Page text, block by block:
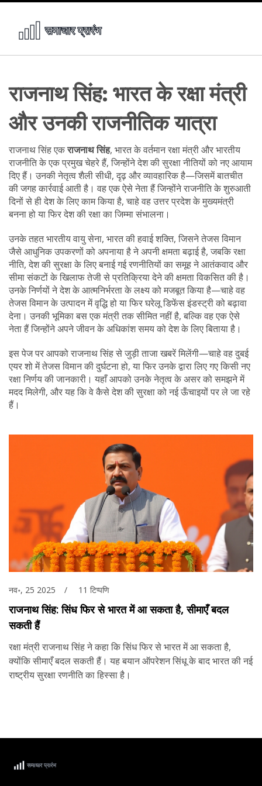
राजनाथ सिंह: भारत के रक्षा मंत्री
और उनकी राजनीतिक यात्रा
राजनाथ सिंह एकराजनाथ सिंह, भारत के वर्तमान रक्षा मंत्री और भारतीय
राजनीति के एक प्रमुख चेहरेहैं, जिन्होंने देश की सुरक्षा नीतियों को नए आयाम
दिए हैं। उनकी नेतृत्व शैली सीधी, दृढ़ और व्यावहारिक है—जिसमें बातचीत
की जगह कार्रवाई आती है। वह एक ऐसे नेता हैं जिन्होंने राजनीति के शुरुआती
दिनों से ही देश के लिए काम किया है, चाहे वह उत्तर प्रदेश के मुख्यमंत्री
बनना हो या फिर देश की रक्षा का जिम्मा संभालना।
उनके तहतभारतीय वायु सेना, भारत की हवाई शक्ति, जिसने तेजस विमान
जैसे आधुनिक उपकरणों को अपनाया हैने अपनी क्षमता बढ़ाई है, जबकिरक्षा
नीति, देश की सुरक्षा के लिए बनाई गई रणनीतियों का समूहने आतंकवाद और
सीमा संकटों के खिलाफ तेजी से प्रतिक्रिया देने की क्षमता विकसित की है।
उनके निर्णयों ने देश के आत्मनिर्भरता के लक्ष्य को मजबूत किया है—चाहे वह
तेजस विमान के उत्पादन में वृद्धि हो या फिर घरेलू डिफेंस इंडस्ट्री को बढ़ावा
देना। उनकी भूमिका बस एक मंत्री तक सीमित नहीं है, बल्कि वह एक ऐसे
नेता हैं जिन्होंने अपने जीवन के अधिकांश समय को देश के लिए बिताया है।
इस पेज पर आपको राजनाथ सिंह से जुड़ी ताजा खबरें मिलेंगी—चाहे वह दुबई
एयर शो में तेजस विमान की दुर्घटना हो, या फिर उनके द्वारा लिए गए किसी नए
रक्षा निर्णय की जानकारी। यहाँ आपको उनके नेतृत्व के असर को समझने में
मदद मिलेगी, और यह कि वे कैसे देश की सुरक्षा को नई ऊँचाइयों पर ले जा रहे
हैं।
नव॰, 25 2025 11 टिप्पणि
राजनाथ सिंह: सिंध फिर से भारत में आ सकता है, सीमाएँ बदल
सकती हैं
रक्षा मंत्री राजनाथ सिंह ने कहा कि सिंध फिर से भारत में आ सकता है,
क्योंकि सीमाएँ बदल सकती हैं। यह बयान ऑपरेशन सिंधू के बाद भारत की नई
राष्ट्रीय सुरक्षा रणनीति का हिस्सा है।